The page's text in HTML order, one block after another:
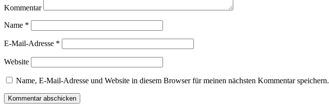
Kommentar
Name *
E-Mail-Adresse *
Website
Name, E-Mail-Adresse und Website in diesem Browser für meinen nächsten Kommentar speichern.